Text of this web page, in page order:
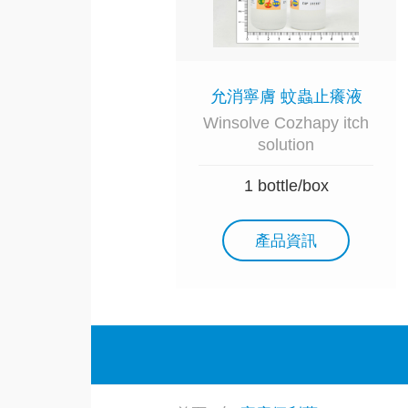
允消寧膚 蚊蟲止癢液
Winsolve Cozhapy itch
solution
1 bottle/box
產品資訊